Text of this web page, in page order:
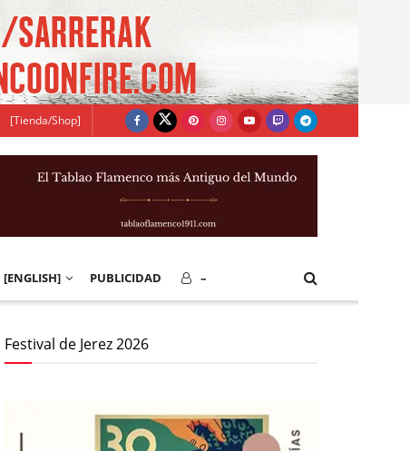
[Tienda/Shop]
[ENGLISH] PUBLICIDAD –
Festival de Jerez 2026